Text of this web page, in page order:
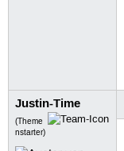
Justin-Time
(Theme
nstarter)